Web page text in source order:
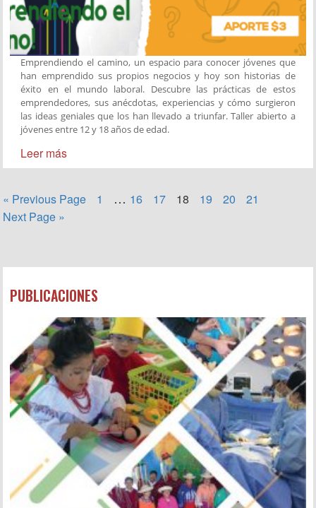
Emprendiendo el camino, un espacio para conocer jóvenes que
han emprendido sus propios negocios y hoy son historias de
éxito en el mundo laboral. Descubre las prácticas de estos
emprendedores, sus anécdotas, experiencias y cómo surgieron
las ideas geniales que los han llevado a triunfar. Taller abierto a
jóvenes entre 12 y 18 años de edad.
Leer más
« Previous Page 1 … 16 17 18 19 20
21
Next Page »
PUBLICACIONES